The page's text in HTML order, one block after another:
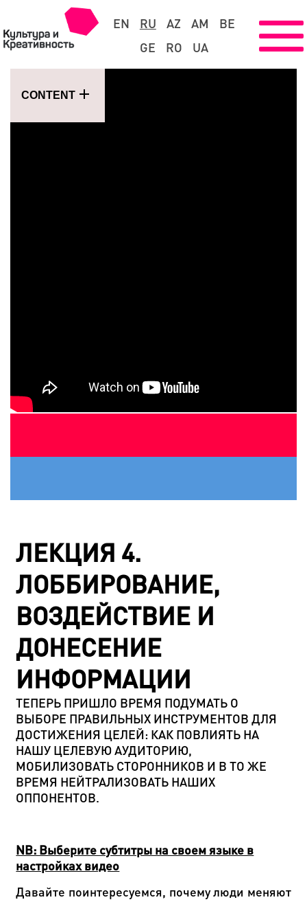
EN RU AZ AM
BE
GE
RO UA
CONTENT
ЛЕКЦИЯ 4.
ЛОББИРОВАНИЕ,
ВОЗДЕЙСТВИЕ И
ДОНЕСЕНИЕ
ИНФОРМАЦИИ
ТЕПЕРЬ ПРИШЛО ВРЕМЯ ПОДУМАТЬ О
ВЫБОРЕ ПРАВИЛЬНЫХ ИНСТРУМЕНТОВ ДЛЯ
ДОСТИЖЕНИЯ ЦЕЛЕЙ: КАК ПОВЛИЯТЬ НА
НАШУ ЦЕЛЕВУЮ АУДИТОРИЮ,
МОБИЛИЗОВАТЬ СТОРОННИКОВ И В ТО ЖЕ
ВРЕМЯ НЕЙТРАЛИЗОВАТЬ НАШИХ
ОППОНЕНТОВ.
NB: Выберите субтитры на своем языке в
настройках видео
Давайте поинтересуемся, почему люди меняют